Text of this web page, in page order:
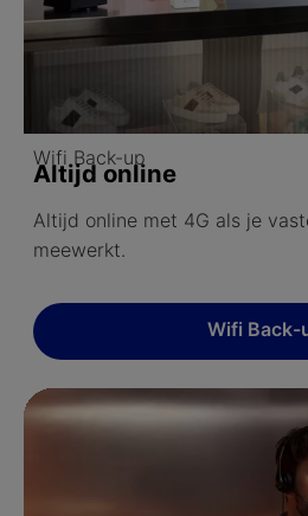
Wifi Back-up
Altijd online
Altijd online met 4G als je
meewerkt.
Wifi Back-